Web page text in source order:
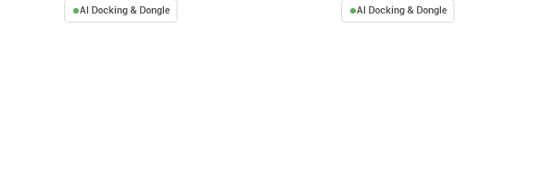
AI Docking & Dongle AI Docking & Dongle